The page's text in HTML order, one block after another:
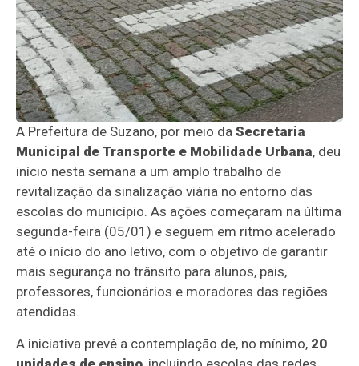
A Prefeitura de Suzano, por meio daSecretaria
Municipal de Transporte e Mobilidade Urbana, deu
início nesta semana a um amplo trabalho de
revitalização da sinalização viária no entorno das
escolas do município. As ações começaram na última
segunda-feira (05/01) e seguem em ritmo acelerado
até o início do ano letivo, com o objetivo de garantir
mais segurança no trânsito para alunos, pais,
professores, funcionários e moradores das regiões
atendidas.
A iniciativa prevê a contemplação de, no mínimo, 20